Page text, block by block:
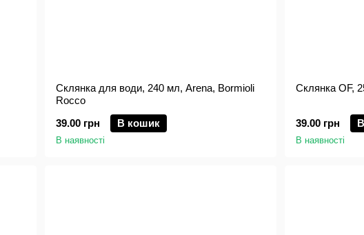
Склянка для води, 240 мл, Arena, Bormioli
Rocco
39.00 грн
В кошик
В наявності
Склянка OF,
39.00 грн
В наявності